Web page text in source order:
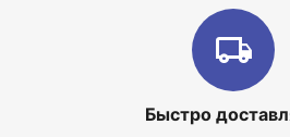
Быстро